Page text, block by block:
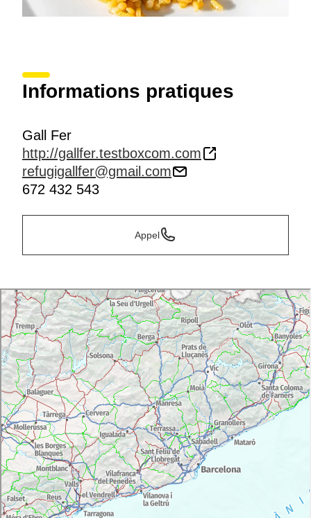
Informations pratiques
Gall Fer
http://gallfer.testboxcom.com
refugigallfer@gmail.com
672 432 543
Appel